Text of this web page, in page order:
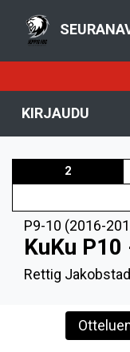
KIRJAUDU
2
P9-10 (2016-
KuKu P10
Rettig Jakobstad